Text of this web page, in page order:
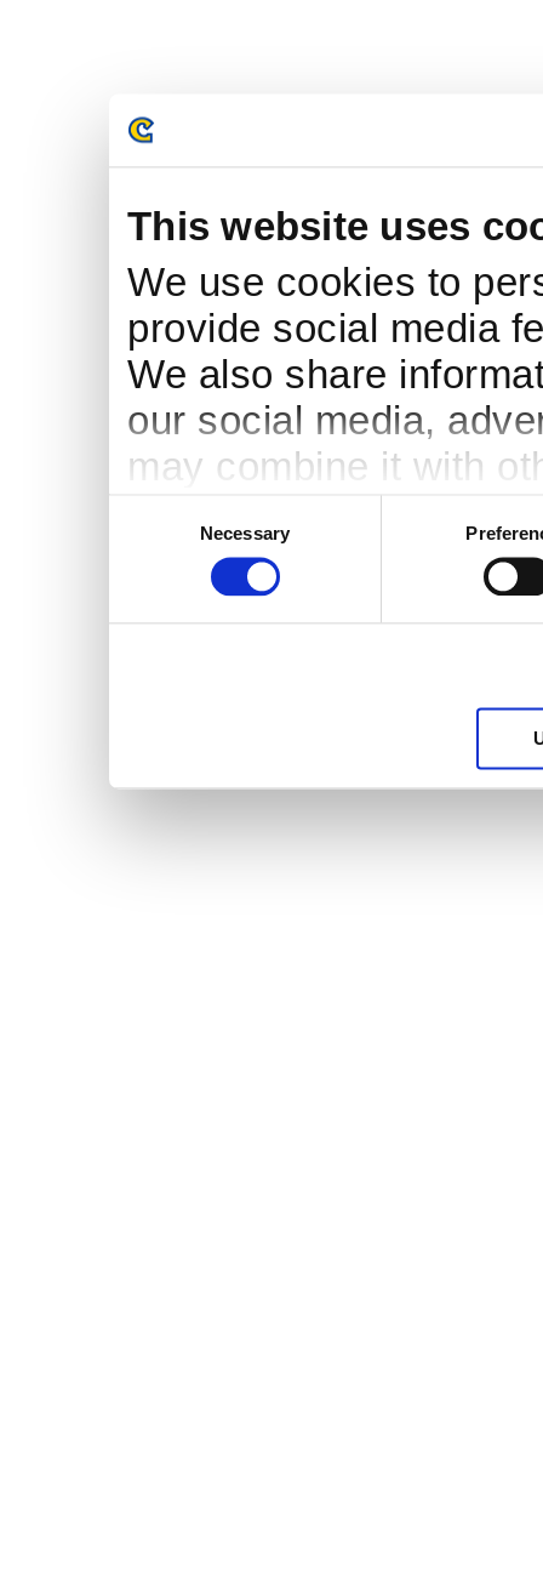
This website uses
We use cookies to
provide social media
We also share
our social media,
may combine it with
services.
Necessary